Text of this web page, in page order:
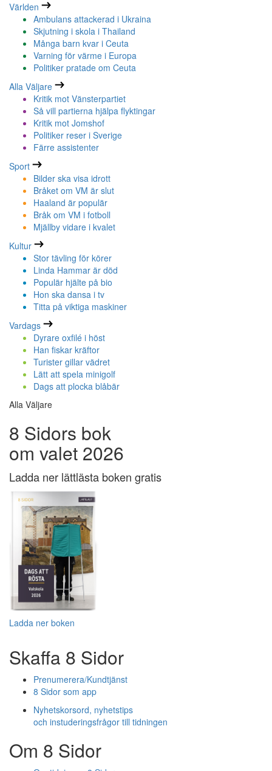
Världen
Ambulans attackerad i Ukraina
Skjutning i skola i Thailand
Många barn kvar i Ceuta
Varning för värme i Europa
Politiker pratade om Ceuta
Alla Väljare
Kritik mot Vänsterpartiet
Så vill partierna hjälpa flyktingar
Kritik mot Jomshof
Politiker reser i Sverige
Färre assistenter
Sport
Bilder ska visa idrott
Bråket om VM är slut
Haaland är populär
Bråk om VM i fotboll
Mjällby vidare i kvalet
Kultur
Stor tävling för körer
Linda Hammar är död
Populär hjälte på bio
Hon ska dansa i tv
Titta på viktiga maskiner
Vardags
Dyrare oxfilé i höst
Han fiskar kräftor
Turister gillar vädret
Lätt att spela minigolf
Dags att plocka blåbär
Alla Väljare
8 Sidors bok
om valet 2026
Ladda ner lättlästa boken gratis
Ladda ner boken
Skaffa 8 Sidor
Prenumerera/Kundtjänst
8 Sidor som app
Nyhetskorsord, nyhetstips
och instuderingsfrågor till tidningen
Om 8 Sidor